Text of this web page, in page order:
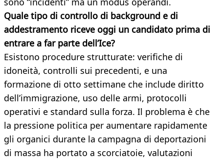
Quale tipo di controllo di background e di
addestramento riceve oggi un candidato prima di
entrare a far parte dell’Ice?
Esistono procedure strutturate: verifiche di
idoneità, controlli sui precedenti, e una
formazione di otto settimane che include diritto
dell’immigrazione, uso delle armi, protocolli
operativi e standard sulla forza. Il problema è che
la pressione politica per aumentare rapidamente
gli organici durante la campagna di deportazioni
di massa ha portato a scorciatoie, valutazioni